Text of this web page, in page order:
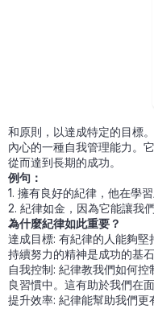
在現代社會中，紀律被視為
事業還是生活中，擁有良好
想。因此，「紀律如金」這
和原則，以達成特定的目標
內心的一種自我管理能力。
從而達到長期的成功。
例句：
1. 擁有良好的紀律，他在學
2. 紀律如金，因為它能讓我
為什麼紀律如此重要？
達成目標: 有紀律的人能夠
持續努力的精神是成功的基石
自我控制: 紀律教我們如何
良習慣中。這有助於我們在
提升效率: 紀律能幫助我們